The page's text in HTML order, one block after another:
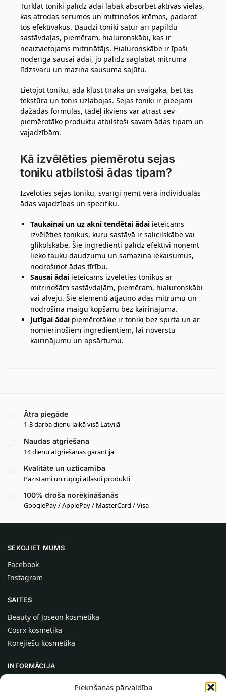
Piekrišanas pārvaldība
Turklāt toniki palīdz ādai labāk absorbēt aktīvās vielas,
kas atrodas serumos un mitrinošos krēmos, padarot
tos efektīvākus. Daudzi toniki satur arī papildu
sastāvdaļas, piemēram, hialuronskābi, kas ir
neaizvietojams mitrinātājs. Hialuronskābe ir īpaši
noderīga sausai ādai, jo palīdz saglabāt mitruma
līdzsvaru un mazina sausuma sajūtu.
Lietojot toniku, āda kļūst tīrāka un svaigāka, bet tās
tekstūra un tonis uzlabojas. Sejas toniki ir pieejami
dažādās formulās, tādēļ ikviens var atrast sev
piemērotāko produktu atbilstoši savam ādas tipam un
vajadzībām.
Kā izvēlēties piemērotu sejas
toniku atbilstoši ādas tipam?
Izvēloties sejas toniku, svarīgi ņemt vērā individuālās
ādas vajadzības un specifiku.
Taukainai un uz akni tendētai ādai ieteicams
izvēlēties tonikus, kuru sastāvā ir salicilskābe vai
glikolskābe. Šie ingredienti palīdz efektīvi noņemt
lieko tauku daudzumu un samazina iekaisumus,
nodrošinot ādas tīrību.
Sausai ādai ieteicams izvēlēties tonikus ar
mitrinošām sastāvdaļām, piemēram, hialuronskābi
vai alveju. Šie elementi atjauno ādas mitrumu un
nodrošina maigu kopšanu bez kairinājuma.
Jutīgai ādai piemērotākie ir toniki bez spirta un ar
nomierinošiem ingredientiem, lai novērstu
kairinājumu un apsārtumu.
Ātra piegāde
1-3 darba dienu laikā visā Latvijā
Naudas atgriešana
14 dienu atgriešanas garantija
Kvalitāte un uzticamība
Pazīstami un rūpīgi atlasīti produkti
100% droša norēķināšanās
GooglePay / ApplePay / MasterCard / Visa
SEKOJIET MUMS
Facebook
Instagram
SAITES
Beauty of Joseon kosmētika
Cosrx kosmētika
Korejiešu kosmētika
INFORMĀCIJA